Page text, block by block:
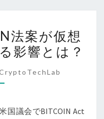
法案が仮想
影響とは？
国議会でBITCOIN Act